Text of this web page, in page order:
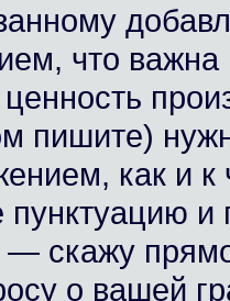
что
пишите)
как и
пунктуацию и
— скажу
о вашей